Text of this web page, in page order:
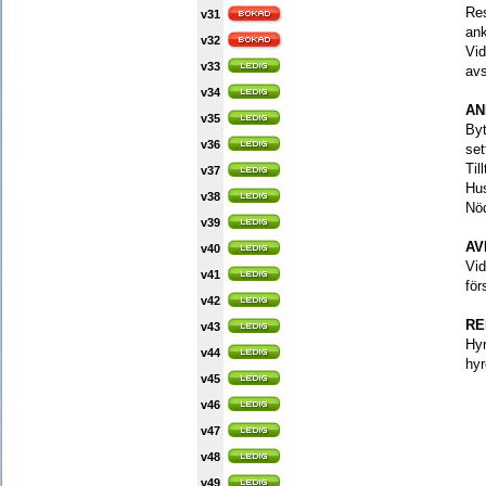
v31
v32
v33
v34
v35
v36
v37
v38
v39
v40
v41
v42
v43
v44
v45
v46
v47
v48
v49